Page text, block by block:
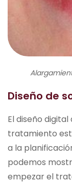
Diseño de
El diseño
tratamiento
a la
podemos
empezar el